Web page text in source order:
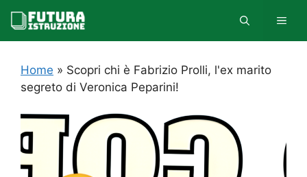
contenuto
Home » Scopri chi è Fabrizio Prolli, l'ex marito
segreto di Veronica Peparini!